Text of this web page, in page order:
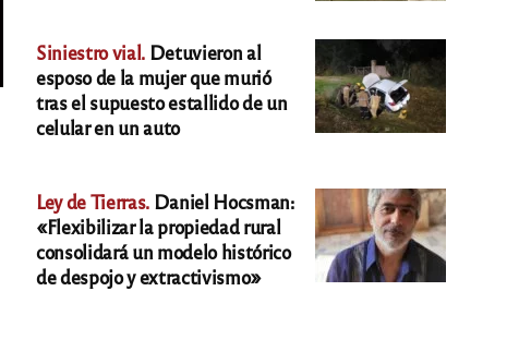
Siniestro vial. Detuvieron al
esposo de la mujer que murió
tras el supuesto estallido de un
celular en un auto
Ley de Tierras. Daniel Hocsman:
«Flexibilizar la propiedad rural
consolidará un modelo histórico
de despojo y extractivismo»